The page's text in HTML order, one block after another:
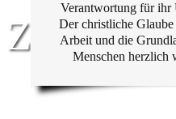
Zentrum
Verantwortung für ihr
Der christliche
Arbeit und die
Menschen herzlich